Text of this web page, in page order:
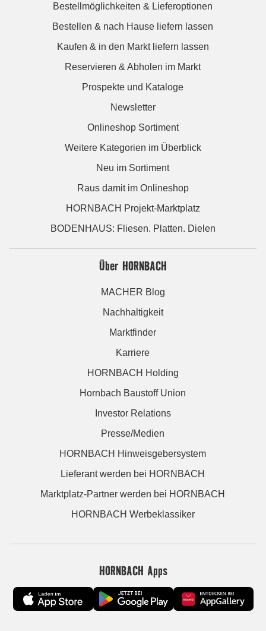
Bestellmöglichkeiten & Lieferoptionen
Bestellen & nach Hause liefern lassen
Kaufen & in den Markt liefern lassen
Reservieren & Abholen im Markt
Prospekte und Kataloge
Newsletter
Onlineshop Sortiment
Weitere Kategorien im Überblick
Neu im Sortiment
Raus damit im Onlineshop
HORNBACH Projekt-Marktplatz
BODENHAUS: Fliesen. Platten. Dielen
Über HORNBACH
MACHER Blog
Nachhaltigkeit
Marktfinder
Karriere
HORNBACH Holding
Hornbach Baustoff Union
Investor Relations
Presse/Medien
HORNBACH Hinweisgebersystem
Lieferant werden bei HORNBACH
Marktplatz-Partner werden bei HORNBACH
HORNBACH Werbeklassiker
HORNBACH Apps